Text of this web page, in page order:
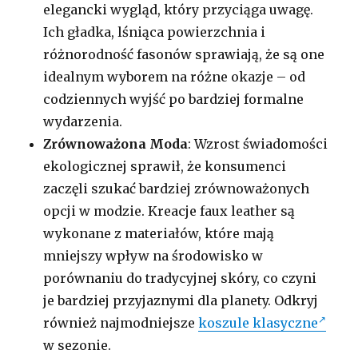
elegancki wygląd, który przyciąga uwagę.
Ich gładka, lśniąca powierzchnia i
różnorodność fasonów sprawiają, że są one
idealnym wyborem na różne okazje – od
codziennych wyjść po bardziej formalne
wydarzenia.
Zrównoważona Moda: Wzrost świadomości
ekologicznej sprawił, że konsumenci
zaczęli szukać bardziej zrównoważonych
opcji w modzie. Kreacje faux leather są
wykonane z materiałów, które mają
mniejszy wpływ na środowisko w
porównaniu do tradycyjnej skóry, co czyni
je bardziej przyjaznymi dla planety. Odkryj
również najmodniejszekoszule klasyczne
w sezonie.